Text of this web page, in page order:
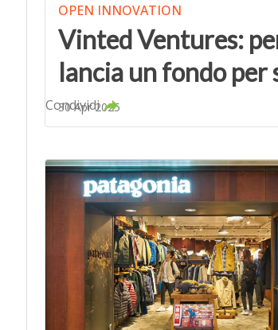
OPEN INNOVATION
Vinted Ventures:
lancia un fondo per
30 Apr 2025
Condividi